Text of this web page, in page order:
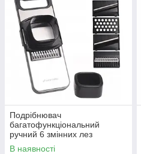
Подрібнювач
багатофункціональний
ручний 6 змінних лез
КМ-3005
В наявності